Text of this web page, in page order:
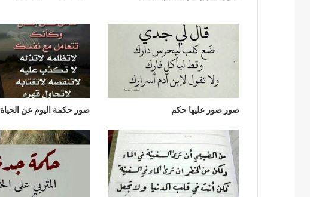
صور صور عليها حكم صور حكمة اليوم عن الحياة